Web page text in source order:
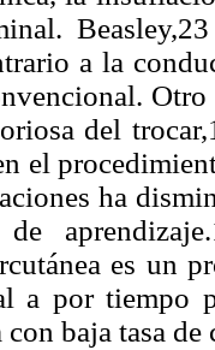
a la
del
el
ha
es un
a por tiempo
baja tasa de